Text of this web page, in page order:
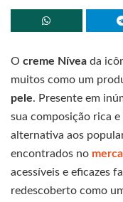
O creme Nívea da
muitos como um
pele. Presente em
sua composição rica
alternativa aos
encontrados no
acessíveis e eficazes
redescoberto como